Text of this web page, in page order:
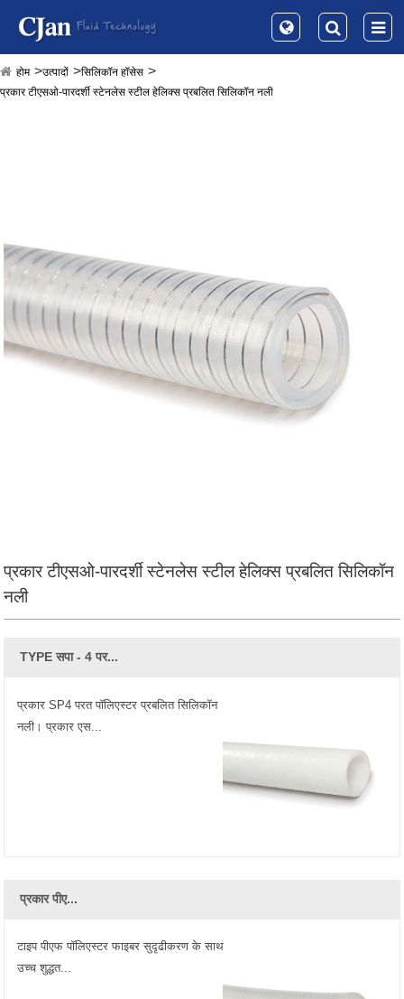
होम उत्पादों
सिलिकॉन हॉसेस
प्रकार टीएसओ-पारदर्शी स्टेनलेस स्टील हेलिक्स प्रबलित सिलिकॉन नली
प्रकार टीएसओ-पारदर्शी स्टेनलेस स्टील हेलिक्स प्रबलित सिलिकॉन
नली
TYPE सपा - 4 पर...
प्रकार SP4 परत पॉलिएस्टर प्रबलित सिलिकॉन
नली। प्रकार एस...
प्रकार पीए...
टाइप पीएफ पॉलिएस्टर फाइबर सुदृढीकरण के साथ
उच्च शुद्धत...